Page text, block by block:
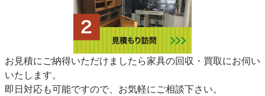
お見積にご納得いただけましたら家具の回収・買取にお伺い
いたします。
即日対応も可能ですので、お気軽にご相談下さい。